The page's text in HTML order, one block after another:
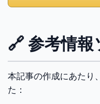
🔗 参考情報
本記事の作成にあたり
た：